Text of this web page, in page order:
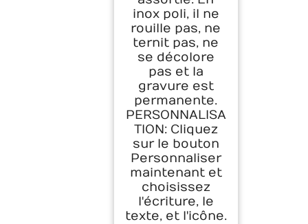
inox poli, il ne
rouille pas, ne
ternit pas, ne
se décolore
pas et la
gravure est
permanente.
PERSONNALISA
TION: Cliquez
sur le bouton
Personnaliser
maintenant et
choisissez
l'écriture, le
texte, et l'icône.